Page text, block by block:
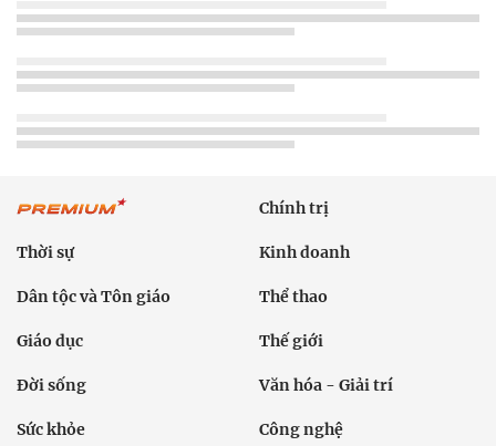
Chính trị
Thời sự Kinh doanh
Dân tộc và Tôn giáo Thể thao
Giáo dục Thế giới
Đời sống Văn hóa - Giải trí
Sức khỏe Công nghệ